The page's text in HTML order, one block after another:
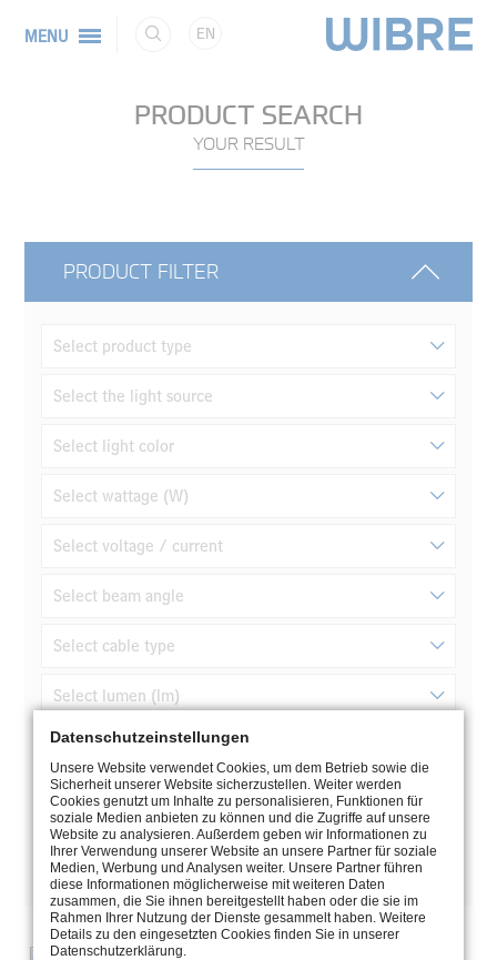
MENU EN
PRODUCT SEARCH
YOUR RESULT
PRODUCT FILTER
Select product type
Select the light source
Select light color
Select wattage (W)
Select voltage / current
Select beam angle
Select cable type
Select lumen (lm)
Select material
Reset filters
Datenschutzeinstellungen
Unsere Website verwendet Cookies, um dem Betrieb sowie die
Sicherheit unserer Website sicherzustellen. Weiter werden
Cookies genutzt um Inhalte zu personalisieren, Funktionen für
soziale Medien anbieten zu können und die Zugriffe auf unsere
Website zu analysieren. Außerdem geben wir Informationen zu
Ihrer Verwendung unserer Website an unsere Partner für soziale
Medien, Werbung und Analysen weiter. Unsere Partner führen
diese Informationen möglicherweise mit weiteren Daten
zusammen, die Sie ihnen bereitgestellt haben oder die sie im
Rahmen Ihrer Nutzung der Dienste gesammelt haben. Weitere
Details zu den eingesetzten Cookies finden Sie in unserer
Datenschutzerklärung.